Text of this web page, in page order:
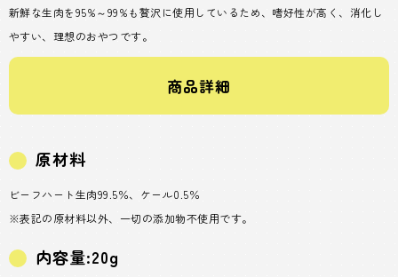
新鮮な生肉を95%～99%も贅沢に使用しているため、嗜好性が高く、消化し
やすい、理想のおやつです。
商品詳細
原材料
ビーフハート生肉99.5％、ケール0.5％
※表記の原材料以外、一切の添加物不使用です。
内容量:20g